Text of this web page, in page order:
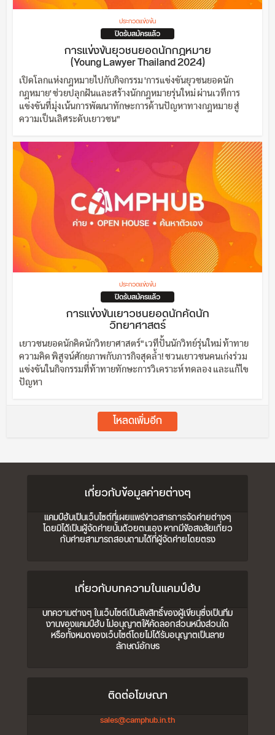
ประกวดแข่งขัน
ปิดรับสมัครแล้ว
การแข่งขันยุวชนยอดนักกฎหมาย
(Young Lawyer Thailand 2024)
เปิดโลกแห่งกฎหมายไปกับกิจกรรม 'การแข่งขันยุวชนยอดนัก
กฎหมาย' ช่วยปลุกฝันและสร้างนักกฎหมายรุ่นใหม่ ผ่านเวทีการ
แข่งขันที่มุ่งเน้นการพัฒนาทักษะการด้านปัญหาทางกฎหมาย สู่
ความเป็นเลิศระดับเยาวชน"
ประกวดแข่งขัน
ปิดรับสมัครแล้ว
การแข่งขันเยาวชนยอดนักคัดนัก
วิทยาศาสตร์
เยาวชนยอดนักคิดนักวิทยาศาสตร์" เวทีปั้นนักวิทย์รุ่นใหม่ ท้าทาย
ความคิด พิสูจน์ศักยภาพกับภารกิจสุดล้ำ! ชวนเยาวชนคนเก่งร่วม
แข่งขันในกิจกรรมที่ท้าทายทักษะการวิเคราะห์ ทดลอง และแก้ไข
ปัญหา
โหลดเพิ่มอีก
เกี่ยวกับข้อมูลค่ายต่างๆ
แคมป์ฮับเป็นเว็บไซต์ที่เผยแพร่ข่าวสารการจัดค่ายต่างๆ
โดยมิได้เป็นผู้จัดค่ายนั้นด้วยตนเอง หากมีข้อสงสัยเกี่ยว
กับค่ายสามารถสอบถามได้ที่ผู้จัดค่ายโดยตรง
เกี่ยวกับบทความในแคมป์ฮับ
บทความต่างๆ ในเว็บไซต์เป็นลิขสิทธิ์ของผู้เขียนซึ่งเป็นทีม
งานของแคมป์ฮับ ไม่อนุญาตให้คัดลอกส่วนหนึ่งส่วนใด
หรือทั้งหมดของเว็บไซต์โดยไม่ได้รับอนุญาตเป็นลาย
ลักษณ์อักษร
ติดต่อโฆษณา
sales@camphub.in.th